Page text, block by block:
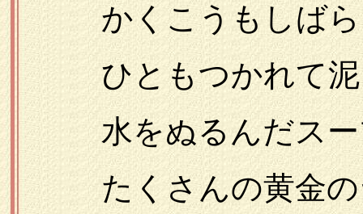
かくこうもしばら
ひともつかれて泥を
水をぬるんだスー
たくさんの黄金の